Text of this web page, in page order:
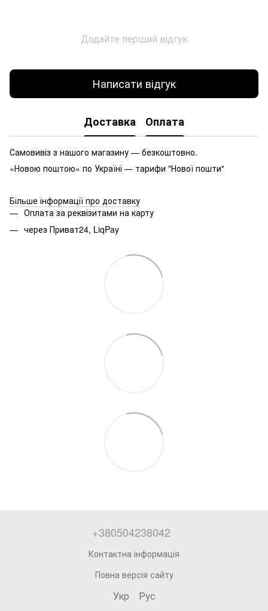
Додайте перший відгук
Написати відгук
Доставка Оплата
Самовивіз з нашого магазину — безкоштовно.
«Новою поштою» по Україні — тарифи "Нової пошти"
Більше інформації про доставку
Оплата за реквізитами на карту
через Приват24, LiqPay
+380504238042
Контактна інформація
Повна версія сайту
Укр Рус